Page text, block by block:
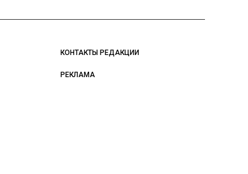
КОНТАКТЫ РЕДАКЦИИ
РЕКЛАМА